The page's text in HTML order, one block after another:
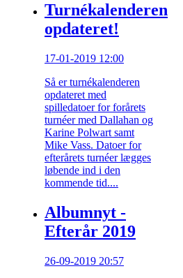
Turnékalenderen
opdateret!
17-01-2019 12:00
Så er turnékalenderen
opdateret med
spilledatoer for forårets
turnéer med Dallahan og
Karine Polwart samt
Mike Vass. Datoer for
efterårets turnéer lægges
løbende ind i den
kommende tid....
Albumnyt -
Efterår 2019
26-09-2019 20:57